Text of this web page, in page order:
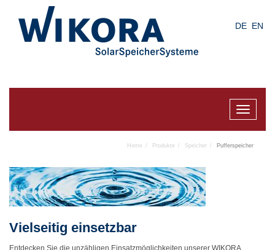
DE EN
Toggle
Home Produkte Speicher Pufferspeicher
Vielseitig einsetzbar
Entdecken Sie die unzähligen Einsatzmöglichkeiten unserer WIKORA